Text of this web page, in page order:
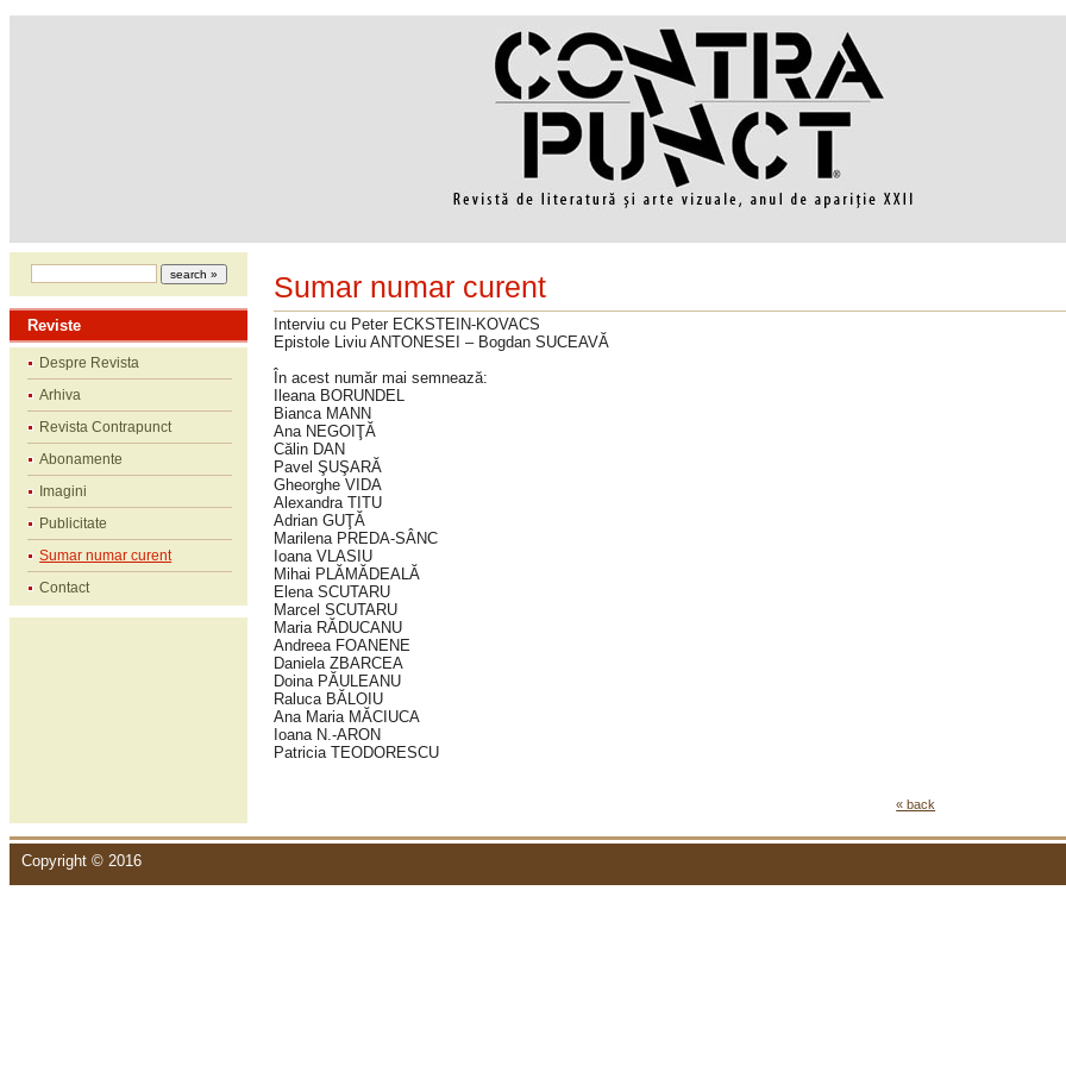
Reviste
Despre Revista
Arhiva
Revista Contrapunct
Abonamente
Imagini
Publicitate
Sumar numar curent
Contact
Sumar numar curent
Interviu cu Peter ECKSTEIN-KOVACS
Epistole Liviu ANTONESEI – Bogdan SUCEAVĂ
În acest număr mai semnează:
Ileana BORUNDEL
Bianca MANN
Ana NEGOIŢĂ
Călin DAN
Pavel ŞUŞARĂ
Gheorghe VIDA
Alexandra TITU
Adrian GUŢĂ
Marilena PREDA-SÂNC
Ioana VLASIU
Mihai PLĂMĂDEALĂ
Elena SCUTARU
Marcel SCUTARU
Maria RĂDUCANU
Andreea FOANENE
Daniela ZBARCEA
Doina PĂULEANU
Raluca BĂLOIU
Ana Maria MĂCIUCA
Ioana N.-ARON
Patricia TEODORESCU
« back
Copyright © 2016